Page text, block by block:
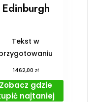
Edinburgh
Tekst w
1462,00 zł
Zobacz gdzie
najtaniej